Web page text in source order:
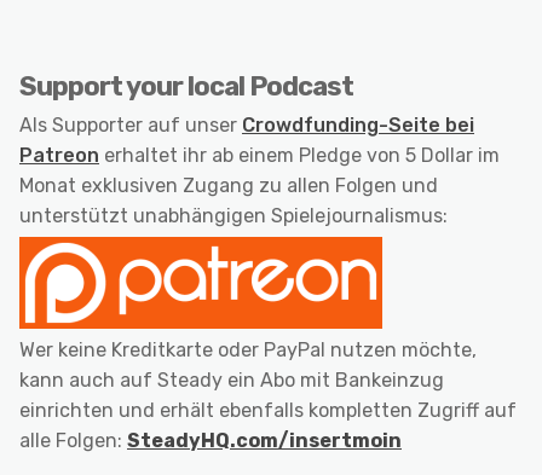
Support your local Podcast
Als Supporter auf unser Crowdfunding-Seite bei
Patreon erhaltet ihr ab einem Pledge von 5 Dollar im
Monat exklusiven Zugang zu allen Folgen und
unterstützt unabhängigen Spielejournalismus:
Wer keine Kreditkarte oder PayPal nutzen möchte,
kann auch auf Steady ein Abo mit Bankeinzug
einrichten und erhält ebenfalls kompletten Zugriff auf
alle Folgen: SteadyHQ.com/insertmoin